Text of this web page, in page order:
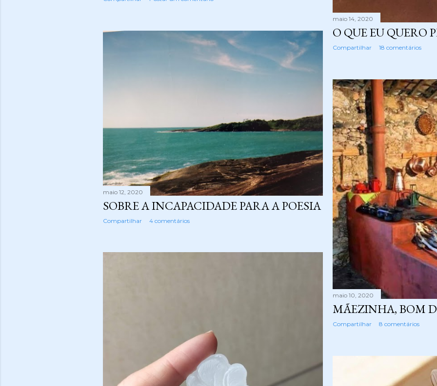
maio 14, 2020
O QUE EU QUERO
Compartilhar 18 comentários
maio 12, 2020
SOBRE A INCAPACIDADE PARA A POESIA
Compartilhar 4 comentários
maio 10, 2020
MÃEZINHA, BOM
Compartilhar 8 comentários